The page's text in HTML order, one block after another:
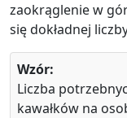
zaokrąglenie w
się dokładnej
Wzór:
Liczba
kawałków na